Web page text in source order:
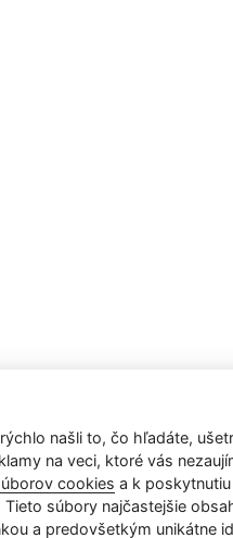
našli to, čo hľadáte,
na veci, ktoré vás
cookies a k
súbory najčastejšie
a predovšetkým unikátne